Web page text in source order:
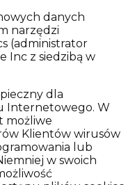
danych
narzędzi
(administrator
Inc z siedzibą w
dla
Internetowego. W
możliwe
Klientów wirusów
lub
w swoich